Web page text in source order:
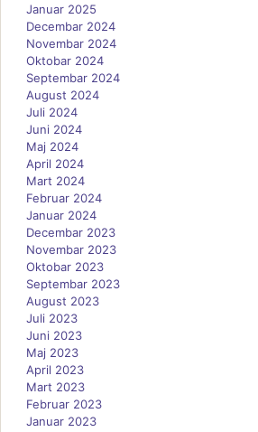
Januar 2025
Decembar 2024
Novembar 2024
Oktobar 2024
Septembar 2024
August 2024
Juli 2024
Juni 2024
Maj 2024
April 2024
Mart 2024
Februar 2024
Januar 2024
Decembar 2023
Novembar 2023
Oktobar 2023
Septembar 2023
August 2023
Juli 2023
Juni 2023
Maj 2023
April 2023
Mart 2023
Februar 2023
Januar 2023